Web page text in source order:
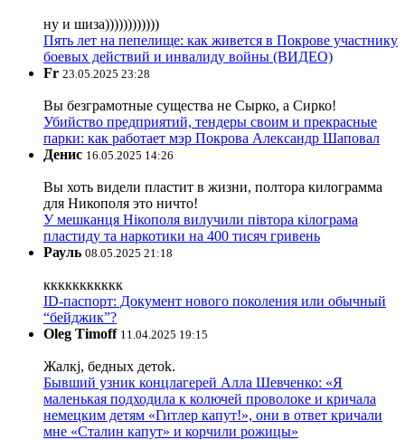
ну и шиза))))))))))))
Пять лет на пепелище: как живется в Покрове участнику
боевых действий и инвалиду войны (ВИДЕО)
Fr 23.05.2025 23:28
Вы безграмотные существа не Сырко, а Сирко!
Убийство предприятий, тендеры своим и прекрасные
парки: как работает мэр Покрова Александр Шаповал
Денис 16.05.2025 14:26
Вы хоть видели пластит в жизни, полтора килограмма
для Никополя это ничто!
У мешканця Нікополя вилучили півтора кілограма
пластиду та наркотики на 400 тисяч гривень
Рауль 08.05.2025 21:18
ккккккккккк
ID-паспорт: Документ нового поколения или обычный
“бейджик”?
Oleg Timoff 11.04.2025 19:15
Жалкj, бедных детok.
Бывший узник концлагерей Алла Шевченко: «Я
маленькая подходила к колючей проволоке и кричала
немецким детям «Гитлер капут!», они в ответ кричали
мне «Сталин капут» и корчили рожицы»